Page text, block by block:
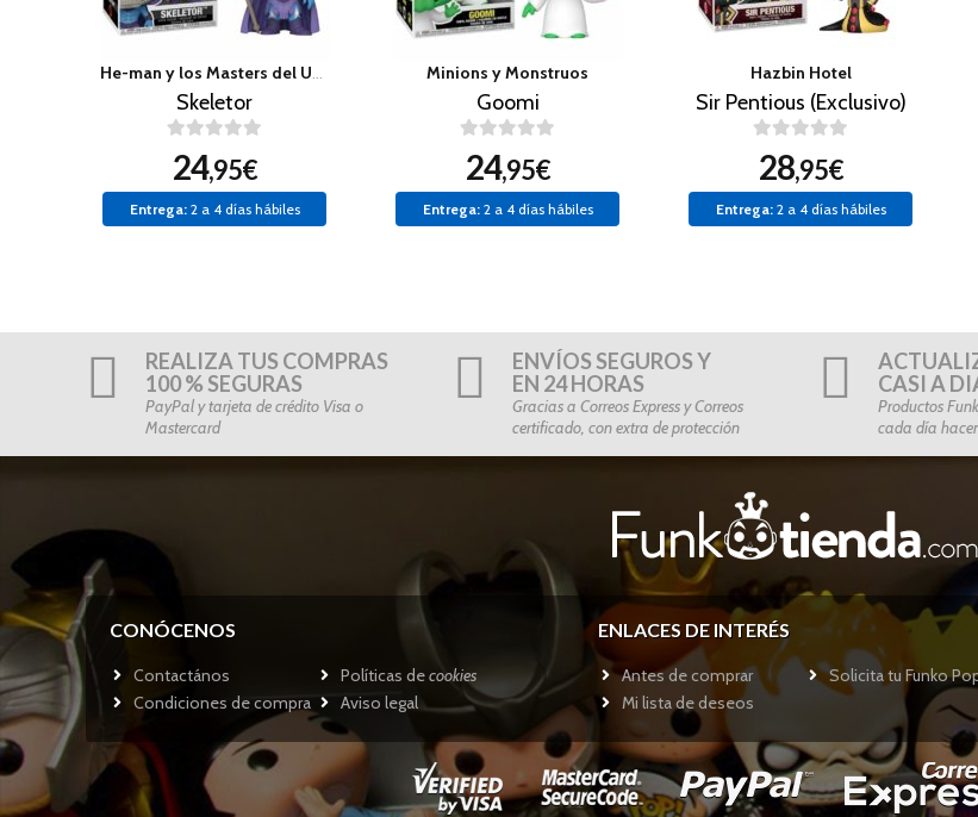
He-man y los Masters del Universo
Skeletor
24,95€
Entrega:2 a 4 días hábiles
Minions y Monstruos
Goomi
24,95€
Entrega:2 a 4 días hábiles
Hazbin Hotel
Sir Pentious (Exclusivo)
28,95€
Entrega:2 a 4 días hábiles
REALIZA TUS COMPRAS
100 % SEGURAS
PayPal y tarjeta de crédito Visa o
Mastercard
ENVÍOS SEGUROS Y
EN 24 HORAS
Gracias a Correos Express y Correos
certificado, con extra de protección
CASI A
Productos
cada día
CONÓCENOS
Contactános Políticas decookies
Condiciones de compra
Aviso legal
ENLACES DE INTERÉS
Antes de comprar
Solicita tu Funko
Mi lista de deseos